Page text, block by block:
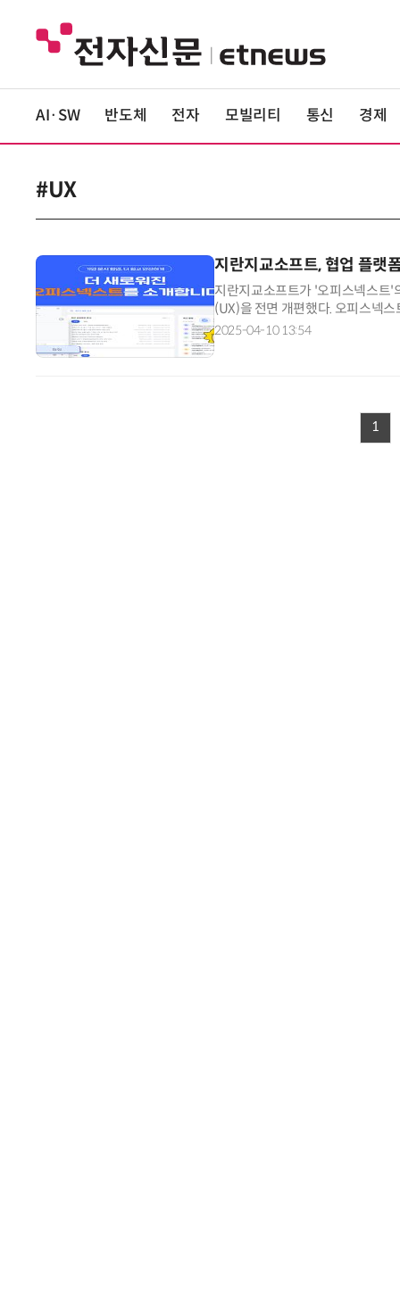
AI·SW 반도체 전자 모빌리티 통신 경제
#UX
지란지교소프트, 협업 플랫
지란지교소프트가 '오피스넥스트
(UX)을 전면 개편했다. 오피스넥
업 플랫폼이다. 이번 개편은 협업
2025-04-10 13:54
1